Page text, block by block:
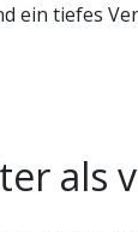
ein tiefes
als